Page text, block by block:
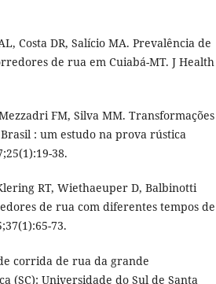
Costa DR, Salício MA. Prevalência de
de rua em Cuiabá-MT. J Health
FM, Silva MM. Transformações
: um estudo na prova rústica
38.
RT, Wiethaeuper D, Balbinotti
de rua com diferentes tempos de
73.
corrida de rua da grande
(SC): Universidade do Sul de Santa